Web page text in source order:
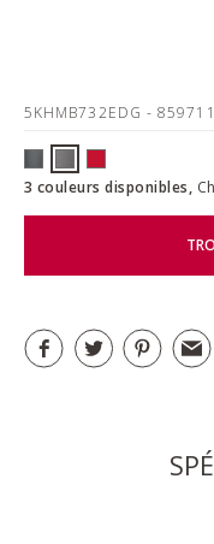
5KHMB732EDG -
3 couleurs disponibles,